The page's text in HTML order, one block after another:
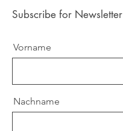
Subscribe for Newsletter
Vorname
Nachname